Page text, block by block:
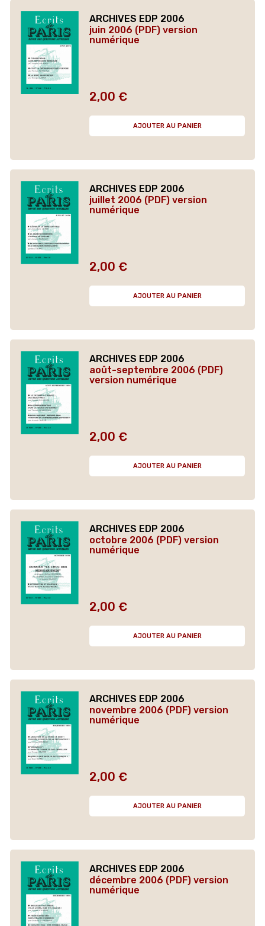
ARCHIVES EDP 2006
juin 2006 (PDF) version
numérique
Prix
2,00 €
AJOUTER AU PANIER
ARCHIVES EDP 2006
juillet 2006 (PDF) version
numérique
Prix
2,00 €
AJOUTER AU PANIER
ARCHIVES EDP 2006
août-septembre 2006 (PDF)
version numérique
Prix
2,00 €
AJOUTER AU PANIER
ARCHIVES EDP 2006
octobre 2006 (PDF) version
numérique
Prix
2,00 €
AJOUTER AU PANIER
ARCHIVES EDP 2006
novembre 2006 (PDF) version
numérique
Prix
2,00 €
AJOUTER AU PANIER
ARCHIVES EDP 2006
décembre 2006 (PDF) version
numérique